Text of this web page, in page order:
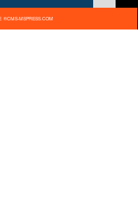
®CMS-MSPRESS.COM